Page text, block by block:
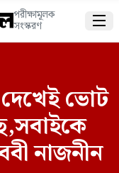
পরীক্ষামূলক
সংস্করণ 
ভোট
নাজনীন